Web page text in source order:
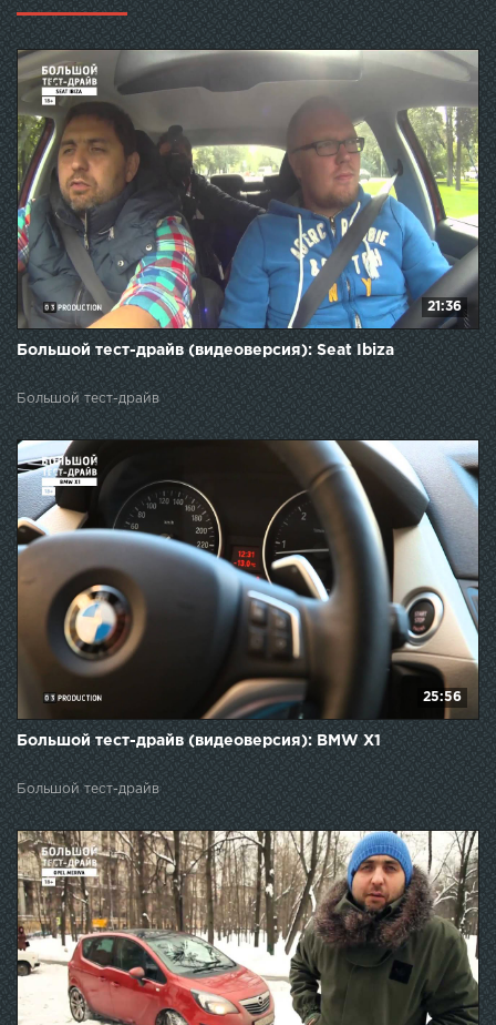
21:36
Большой тест-драйв (видеоверсия): Seat Ibiza
Большой тест-драйв
25:56
Большой тест-драйв (видеоверсия): BMW X1
Большой тест-драйв